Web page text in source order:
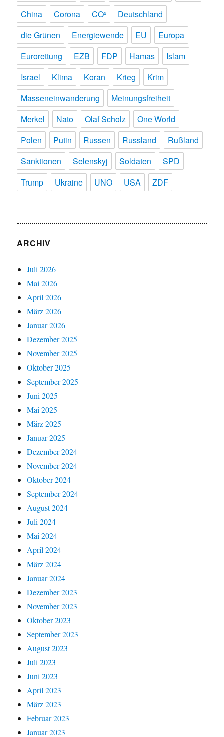
China
Corona CO²
Deutschland
die Grünen
Energiewende EU
Europa
Eurorettung
EZB FDP Hamas
Islam
Israel
Klima Koran Krieg
Krim
Masseneinwanderung
Meinungsfreiheit
Merkel
Nato Olaf Scholz
One World
Polen
Putin Russen Russland
Rußland
Sanktionen
Selenskyj Soldaten
SPD
Trump
Ukraine UNO USA ZDF
ARCHIV
Juli 2026
Mai 2026
April 2026
März 2026
Januar 2026
Dezember 2025
November 2025
Oktober 2025
September 2025
Juni 2025
Mai 2025
März 2025
Januar 2025
Dezember 2024
November 2024
Oktober 2024
September 2024
August 2024
Juli 2024
Mai 2024
April 2024
März 2024
Januar 2024
Dezember 2023
November 2023
Oktober 2023
September 2023
August 2023
Juli 2023
Juni 2023
April 2023
März 2023
Februar 2023
Januar 2023